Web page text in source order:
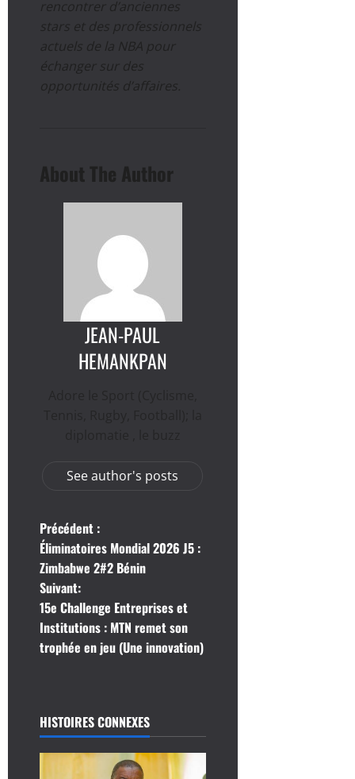
rencontrer d’anciennes
stars et des professionnels
actuels de la NBA pour
échanger sur des
opportunités d’affaires.
About The Author
JEAN-PAUL
HEMANKPAN
See author's posts
N
a
v
i
t
Précédent :
Éliminatoires Mondial 2026 J5 :
Zimbabwe 2#2 Bénin
Suivant:
15e Challenge Entreprises et
Institutions : MTN remet son
trophée en jeu (Une innovation)
HISTOIRES CONNEXES